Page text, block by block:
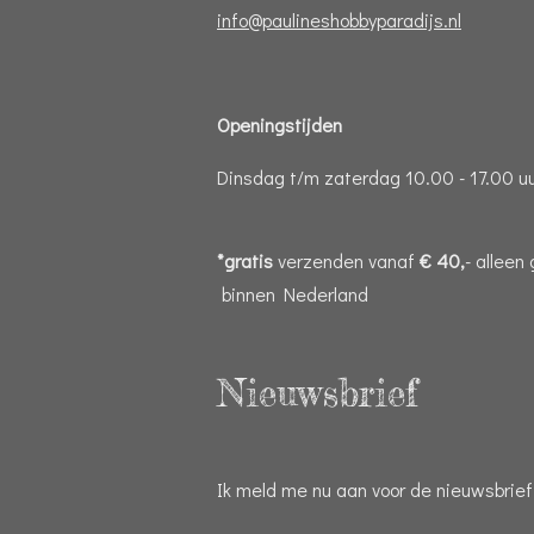
info@paulineshobbyparadijs.nl
Openingstijden
Dinsdag t/m zaterdag 10.00 - 17.00
*gratisverzenden vanaf € 40,- alleen
binnen Nederland
Nieuwsbrief
Ik meld me nu aan voor de nieuwsbrief